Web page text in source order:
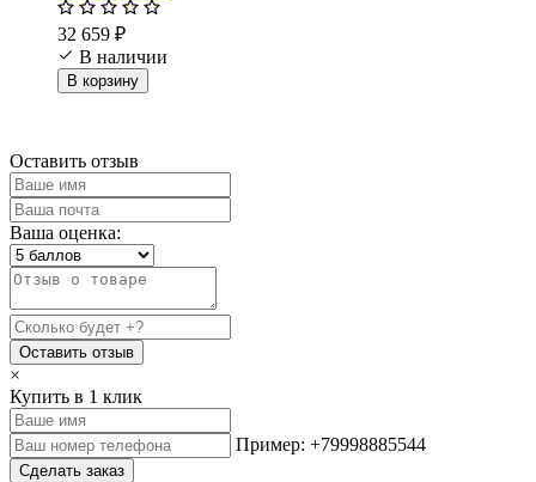
32 659 ₽
В наличии
В корзину
Оставить отзыв
Ваша оценка:
Оставить отзыв
×
Купить в 1 клик
Пример: +79998885544
Сделать заказ